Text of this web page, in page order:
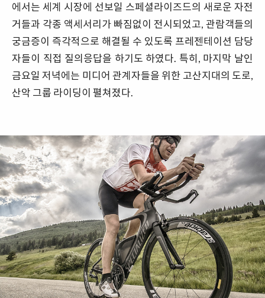
에서는 세계 시장에 선보일 스페셜라이즈드의 새로운 자전
거들과 각종 액세서리가 빠짐없이 전시되었고, 관람객들의
궁금증이 즉각적으로 해결될 수 있도록 프레젠테이션 담당
자들이 직접 질의응답을 하기도 하였다. 특히, 마지막 날인
금요일 저녁에는 미디어 관계자들을 위한 고산지대의 도로,
산악 그룹 라이딩이 펼쳐졌다.